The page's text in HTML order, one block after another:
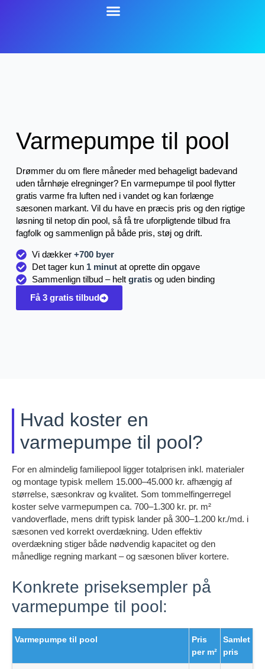
Varmepumpe til pool
Drømmer du om flere måneder med behageligt badevand
uden tårnhøje elregninger? En varmepumpe til pool flytter
gratis varme fra luften ned i vandet og kan forlænge
sæsonen markant. Vil du have en præcis pris og den rigtige
løsning til netop din pool, så få tre uforpligtende tilbud fra
fagfolk og sammenlign på både pris, støj og drift.
Vi dækker+700 byer
Det tager kun 1 minut at oprette din opgave
Sammenlign tilbud – heltgratis og uden binding
Få 3 gratis tilbud
Hvad koster en
varmepumpe til pool?
For en almindelig familiepool ligger totalprisen inkl. materialer
og montage typisk mellem 15.000–45.000 kr. afhængig af
størrelse, sæsonkrav og kvalitet. Som tommelfingerregel
koster selve varmepumpen ca. 700–1.300 kr. pr. m²
vandoverflade, mens drift typisk lander på 300–1.200 kr./md. i
sæsonen ved korrekt overdækning. Uden effektiv
overdækning stiger både nødvendig kapacitet og den
månedlige regning markant – og sæsonen bliver kortere.
Konkrete priseksempler på
varmepumpe til pool:
Varmepumpe til pool
Pris
per m²
Samlet
pris